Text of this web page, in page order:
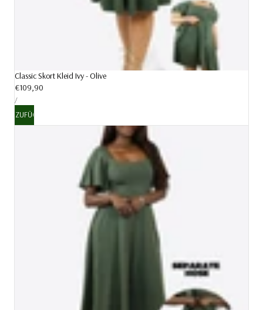
Classic Skort Kleid Ivy - Olive
Regulärer
Preis
€109,90
STÜCKPREIS
/PRO
HINZUFÜGEN